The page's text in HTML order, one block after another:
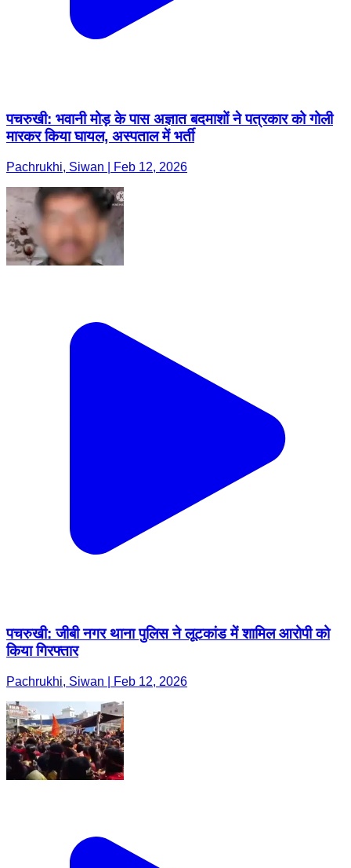
पचरुखी: भवानी मोड़ के पास अज्ञात बदमाशों ने पत्रकार को गोली
मारकर किया घायल, अस्पताल में भर्ती
Pachrukhi, Siwan | Feb 12, 2026
पचरुखी: जीबी नगर थाना पुलिस ने लूटकांड में शामिल आरोपी को
किया गिरफ्तार
Pachrukhi, Siwan | Feb 12, 2026